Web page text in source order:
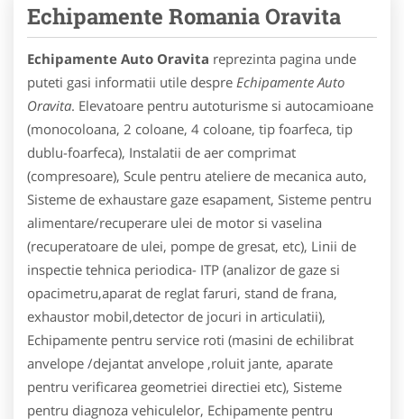
Echipamente Romania Oravita
Echipamente Auto Oravita reprezinta pagina unde
puteti gasi informatii utile despre Echipamente Auto
Oravita. Elevatoare pentru autoturisme si autocamioane
(monocoloana, 2 coloane, 4 coloane, tip foarfeca, tip
dublu-foarfeca), Instalatii de aer comprimat
(compresoare), Scule pentru ateliere de mecanica auto,
Sisteme de exhaustare gaze esapament, Sisteme pentru
alimentare/recuperare ulei de motor si vaselina
(recuperatoare de ulei, pompe de gresat, etc), Linii de
inspectie tehnica periodica- ITP (analizor de gaze si
opacimetru,aparat de reglat faruri, stand de frana,
exhaustor mobil,detector de jocuri in articulatii),
Echipamente pentru service roti (masini de echilibrat
anvelope /dejantat anvelope ,roluit jante, aparate
pentru verificarea geometriei directiei etc), Sisteme
pentru diagnoza vehiculelor, Echipamente pentru